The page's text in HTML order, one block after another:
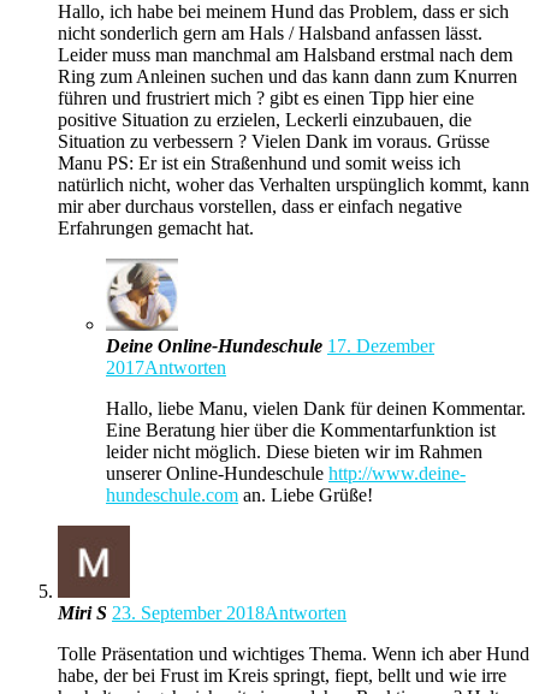
Hallo, ich habe bei meinem Hund das Problem, dass er sich
nicht sonderlich gern am Hals / Halsband anfassen lässt.
Leider muss man manchmal am Halsband erstmal nach dem
Ring zum Anleinen suchen und das kann dann zum Knurren
führen und frustriert mich ? gibt es einen Tipp hier eine
positive Situation zu erzielen, Leckerli einzubauen, die
Situation zu verbessern ? Vielen Dank im voraus. Grüsse
Manu PS: Er ist ein Straßenhund und somit weiss ich
natürlich nicht, woher das Verhalten urspünglich kommt, kann
mir aber durchaus vorstellen, dass er einfach negative
Erfahrungen gemacht hat.
Deine Online-Hundeschule 17. Dezember
2017Antworten
Hallo, liebe Manu, vielen Dank für deinen Kommentar.
Eine Beratung hier über die Kommentarfunktion ist
leider nicht möglich. Diese bieten wir im Rahmen
unserer Online-Hundeschule http://www.deine-
hundeschule.com an. Liebe Grüße!
Miri S 23. September 2018Antworten
Tolle Präsentation und wichtiges Thema. Wenn ich aber Hund
habe, der bei Frust im Kreis springt, fiept, bellt und wie irre